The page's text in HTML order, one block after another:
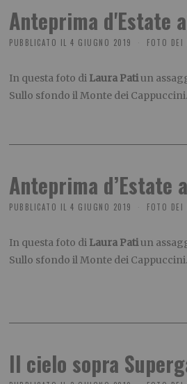
Anteprima d'Estate
PUBBLICATO IL 4 GIUGNO 2019 FOTO DEI
In questa foto di Laura Patiun
Sullo sfondo il Monte dei Cappuccini.
Anteprima d’Estate
PUBBLICATO IL 4 GIUGNO 2019 FOTO DEI
In questa foto di Laura Patiun
Sullo sfondo il Monte dei Cappuccini.
Il cielo sopra